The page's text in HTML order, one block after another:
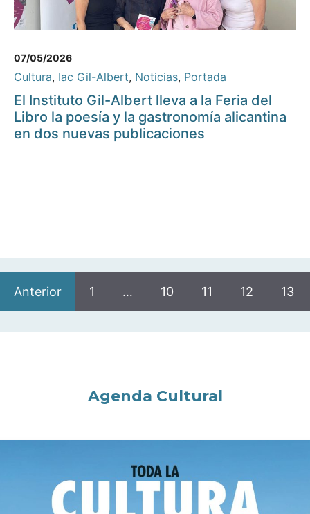
07/05/2026
Cultura, Iac Gil-Albert, Noticias, Portada
El Instituto Gil-Albert lleva a la Feria del
Libro la poesía y la gastronomía alicantina
en dos nuevas publicaciones
Anterior 1 … 10 11 12 13
Agenda Cultural